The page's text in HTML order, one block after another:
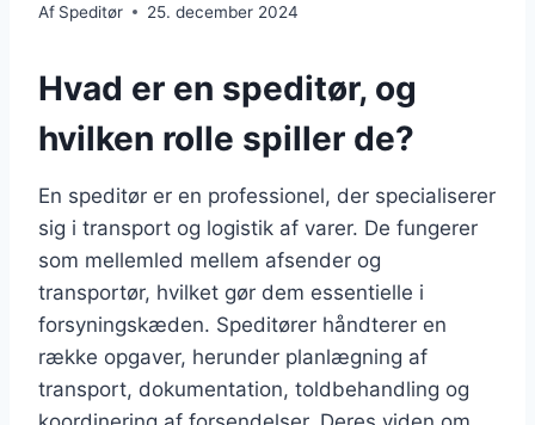
Af Speditør 25. december 2024
Hvad er en speditør, og
hvilken rolle spiller de?
En speditør er en professionel, der specialiserer
sig i transport og logistik af varer. De fungerer
som mellemled mellem afsender og
transportør, hvilket gør dem essentielle i
forsyningskæden. Speditører håndterer en
række opgaver, herunder planlægning af
transport, dokumentation, toldbehandling og